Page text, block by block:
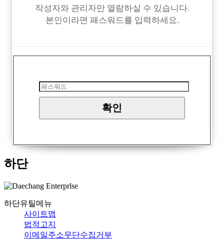
작성자와 관리자만 열람하실 수 있습니다.
본인이라면 패스워드를 입력하세요.
하단
하단유틸메뉴
사이트맵
법적고지
이메일주소무단수집거부